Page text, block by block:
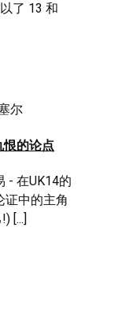
了 13 和
尔
恨的论点
- 在UK14的
证中的主角
[...]